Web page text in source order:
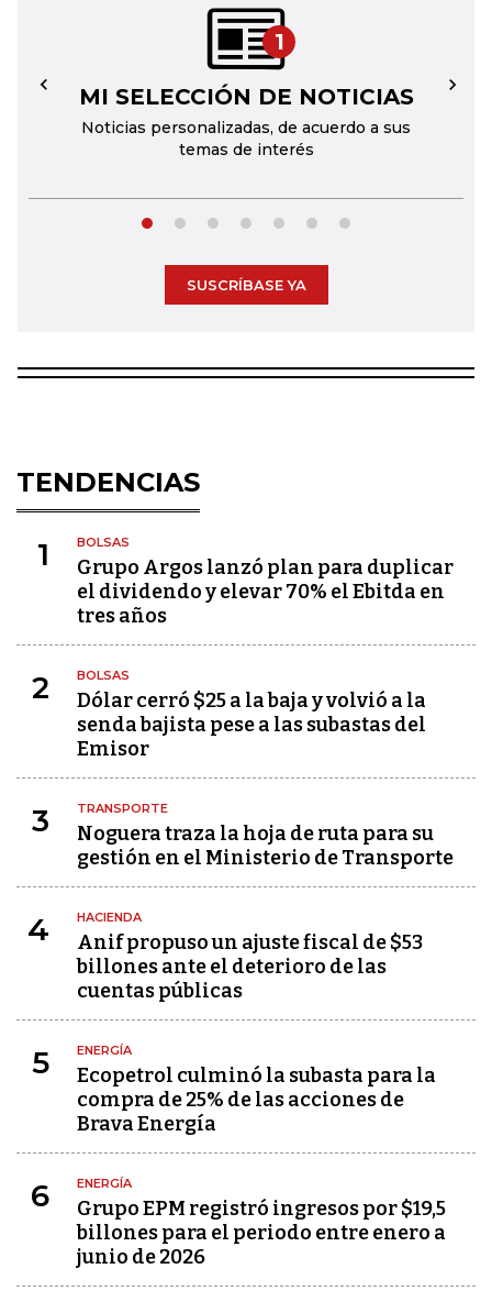
1
MI SELECCIÓN DE NOTICIAS
Noticias personalizadas, de acuerdo a sus
temas de interés
← →
SUSCRÍBASE YA
TENDENCIAS
1 BOLSAS
Grupo Argos lanzó plan para duplicar
el dividendo y elevar 70% el Ebitda en
tres años
2 BOLSAS
Dólar cerró $25 a la baja y volvió a la
senda bajista pese a las subastas del
Emisor
3 TRANSPORTE
Noguera traza la hoja de ruta para su
gestión en el Ministerio de Transporte
4 HACIENDA
Anif propuso un ajuste fiscal de $53
billones ante el deterioro de las
cuentas públicas
5 ENERGÍA
Ecopetrol culminó la subasta para la
compra de 25% de las acciones de
Brava Energía
6 ENERGÍA
Grupo EPM registró ingresos por $19,5
billones para el periodo entre enero a
junio de 2026